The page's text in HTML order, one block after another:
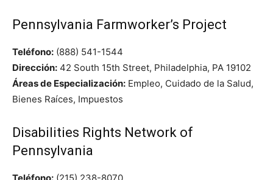
Pennsylvania Farmworker’s Project
Teléfono: (888) 541-1544
Dirección: 42 South 15th Street, Philadelphia, PA 19102
Áreas de Especialización: Empleo, Cuidado de la Salud,
Bienes Raíces, Impuestos
Disabilities Rights Network of
Pennsylvania